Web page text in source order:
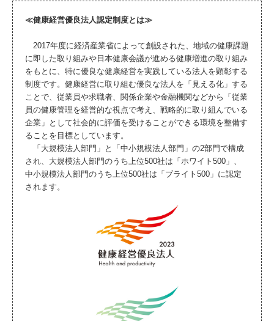
≪健康経営優良法人認定制度とは≫
2017年度に経済産業省によって創設された、地域の健康課題
に即した取り組みや日本健康会議が進める健康増進の取り組み
をもとに、特に優良な健康経営を実践している法人を顕彰する
制度です。健康経営に取り組む優良な法人を「見える化」する
ことで、従業員や求職者、関係企業や金融機関などから「従業
員の健康管理を経営的な視点で考え、戦略的に取り組んでいる
企業」として社会的に評価を受けることができる環境を整備す
ることを目標としています。
「大規模法人部門」と「中小規模法人部門」の2部門で構成
され、大規模法人部門のうち上位500社は「ホワイト500」、
中小規模法人部門のうち上位500社は「ブライト500」に認定
されます。